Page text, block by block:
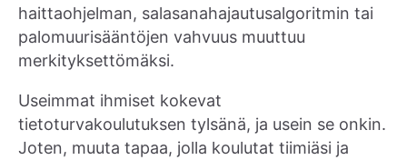
haittaohjelman, salasanahajautusalgoritmin tai
palomuurisääntöjen vahvuus muuttuu
merkityksettömäksi.
Useimmat ihmiset kokevat
tietoturvakoulutuksen tylsänä, ja usein se onkin.
Joten, muuta tapaa, jolla koulutat tiimiäsi ja